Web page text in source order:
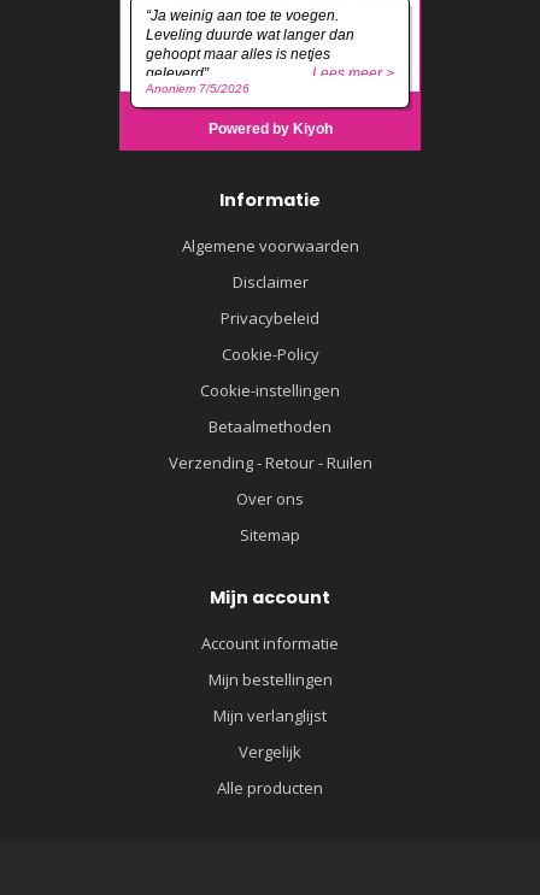
Informatie
Algemene voorwaarden
Disclaimer
Privacybeleid
Cookie-Policy
Cookie-instellingen
Betaalmethoden
Verzending - Retour - Ruilen
Over ons
Sitemap
Mijn account
Account informatie
Mijn bestellingen
Mijn verlanglijst
Vergelijk
Alle producten